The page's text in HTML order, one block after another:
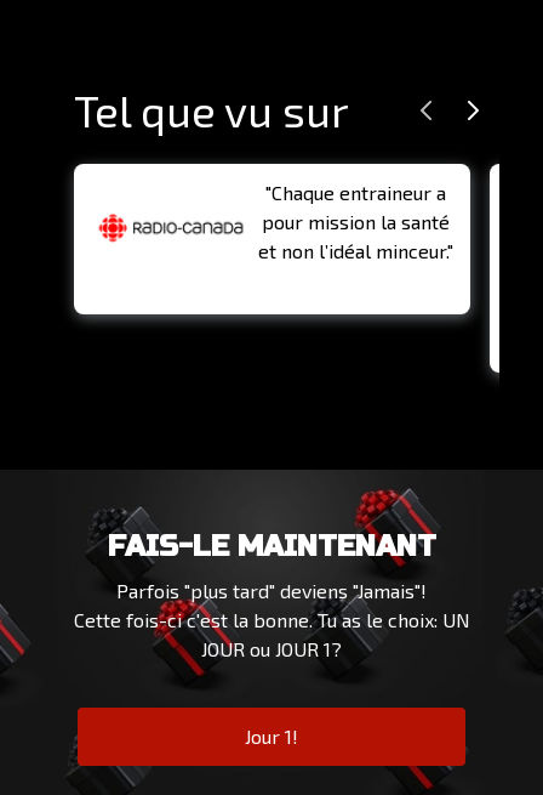
Tel que vu sur
"Chaque entraineur a
pour mission la santé
et non l’idéal minceur."
FAIS-LE MAINTENANT
Parfois "plus tard" deviens "Jamais"!
Cette fois-ci c'est la bonne. Tu as le choix: UN
JOUR ou JOUR 1?
Jour 1!